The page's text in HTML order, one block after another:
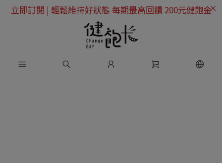
立即訂閱 | 輕鬆維持好狀態 每期最高回饋 200元健飽金